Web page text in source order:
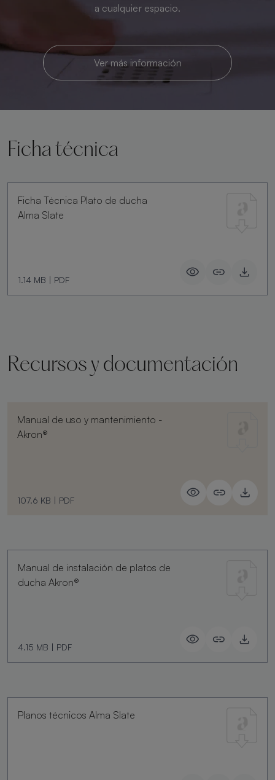
a cualquier espacio.
Ver más información
Ficha técnica
Ficha Técnica Plato de ducha
Alma Slate
1.14 MB | PDF
Recursos y documentación
Manual de uso y mantenimiento -
Akron®
107.6 KB | PDF
Manual de instalación de platos de
ducha Akron®
4.15 MB | PDF
Planos técnicos Alma Slate